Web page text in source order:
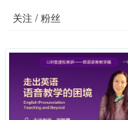
关注 / 粉丝